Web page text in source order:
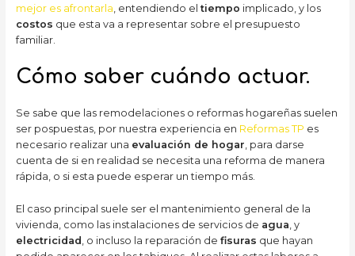
mejor es afrontarla, entendiendo eltiempo implicado, y los
costos que esta va a representar sobre el presupuesto
familiar.
Cómo saber cuándo actuar.
Se sabe que las remodelaciones o reformas hogareñas suelen
ser pospuestas, por nuestra experiencia en Reformas TP es
necesario realizar una evaluación de hogar, para darse
cuenta de si en realidad se necesita una reforma de manera
rápida, o si esta puede esperar un tiempo más.
El caso principal suele ser el mantenimiento general de la
vivienda, como las instalaciones de servicios de agua , y
electricidad , o incluso la reparación de fisuras que hayan